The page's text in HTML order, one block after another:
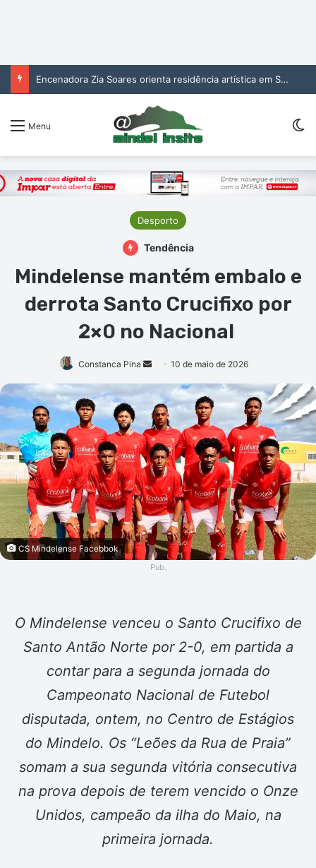
Encenadora Zia Soares orienta residência artística em São Vicente
Menu
Desporto
Tendência
Mindelense mantém embalo e
derrota Santo Crucifixo por
2×0 no Nacional
Constanca Pina
Mande
mail
10 de maio de 2026
CS Mindelense Facebbok
Pub.
O Mindelense venceu o Santo Crucifixo de
Santo Antão Norte por 2-0, em partida a
contar para a segunda jornada do
Campeonato Nacional de Futebol
disputada, ontem, no Centro de Estágios
do Mindelo. Os “Leões da Rua de Praia”
somam a sua segunda vitória consecutiva
na prova depois de terem vencido o Onze
Unidos, campeão da ilha do Maio, na
primeira jornada.